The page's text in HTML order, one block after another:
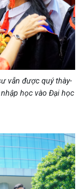
vẫn được quý thày-
học vào Đại học